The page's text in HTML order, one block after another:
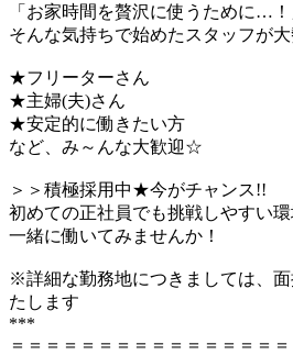
「お家時間を贅沢に使うために…！
そんな気持ちで始めたスタッフが
★フリーターさん
★主婦(夫)さん
★安定的に働きたい方
など、み～んな大歓迎☆
＞＞積極採用中★今がチャンス!!
初めての正社員でも挑戦しやすい
一緒に働いてみませんか！
※詳細な勤務地につきましては、
たします
***
＝＝＝＝＝＝＝＝＝＝＝＝＝＝＝＝